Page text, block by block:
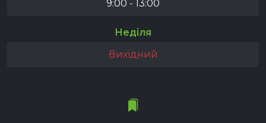
9:00 - 13:00
Неділя
Вихідний